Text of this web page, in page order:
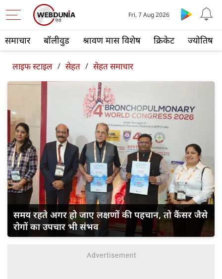
समाचार बॉलीवुड श्रावण मास विशेष क्रिकेट ज्योतिष
Fri, 7 Aug 2026
लाइफ स्‍टाइल / सेहत / सेहत समाचार
समय रहते अगर हो जाए लक्षणों की पहचान, तो कैंसर जैसे
रोगों का उपचार भी संभव